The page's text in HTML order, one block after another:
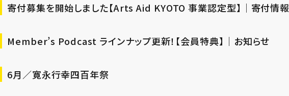
寄付募集を開始しました【Arts Aid KYOTO 事業認定型】｜寄付情報
Member’s Podcast ラインナップ更新！【会員特典】｜お知らせ
6月／寛永行幸四百年祭